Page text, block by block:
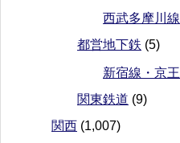
西武多摩川線
都営地下鉄 (5)
新宿線・京
関東鉄道 (9)
関西 (1,007)